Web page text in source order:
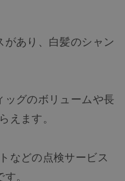
あり、白髪のシャン
ッグのボリュームや長
えます。
などの点検サービス
。